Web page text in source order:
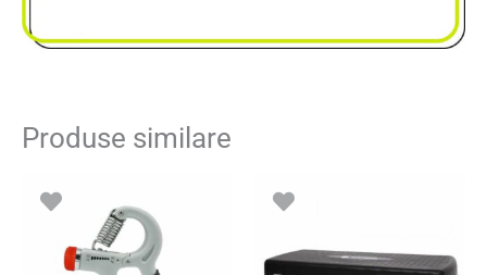
Produse similare
inițial
fost:
25.00 lei.
este:
12.00 lei.
117.00 lei.